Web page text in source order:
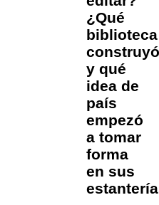
¿Qué
biblioteca
construyó
y qué
idea de
país
empezó
a tomar
forma
en sus